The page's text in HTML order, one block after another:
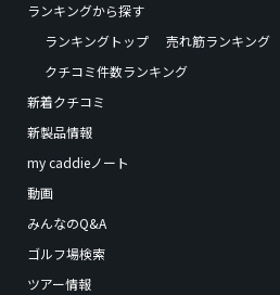
ランキングから探す
ランキングトップ
売れ筋ランキング
クチコミ件数ランキング
新着クチコミ
新製品情報
my caddieノート
動画
みんなのQ&A
ゴルフ場検索
ツアー情報